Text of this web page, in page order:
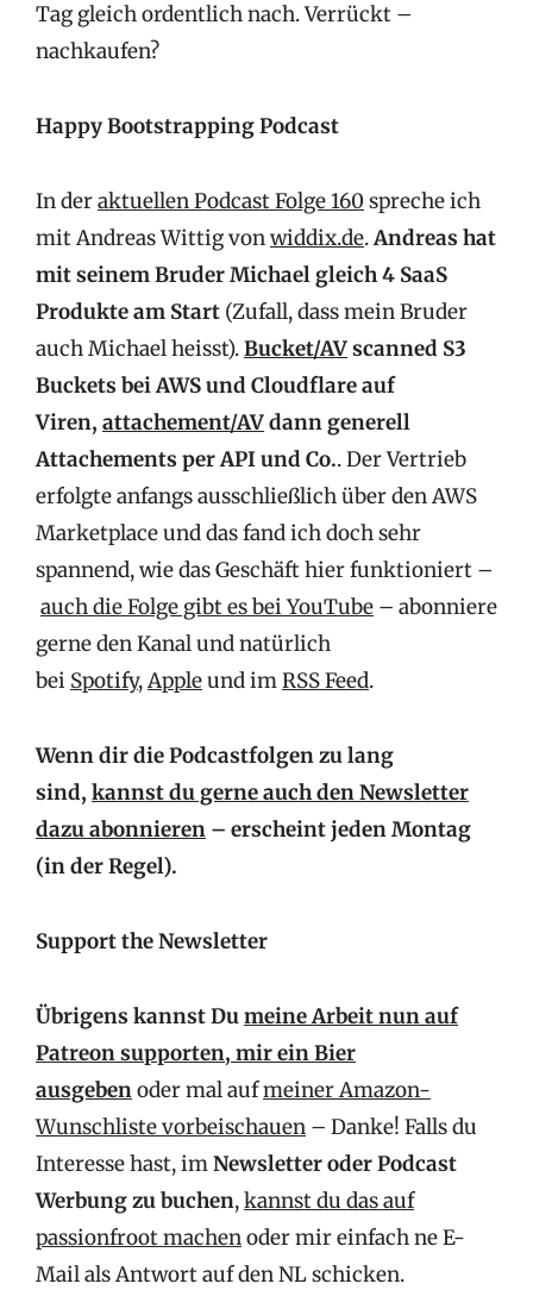
Tag gleich ordentlich nach. Verrückt –
nachkaufen?
Happy Bootstrapping Podcast
In deraktuellen Podcast Folge 160 spreche ich
mit Andreas Wittig vonwiddix.de.Andreas hat
mit seinem Bruder Michael gleich 4 SaaS
Produkte am Start (Zufall, dass mein Bruder
auch Michael heisst).Bucket/AVscanned S3
Buckets bei AWS und Cloudflare auf
Viren, attachement/AVdann generell
Attachements per API und Co.. Der Vertrieb
erfolgte anfangs ausschließlich über den AWS
Marketplace und das fand ich doch sehr
spannend, wie das Geschäft hier funktioniert –
auch die Folge gibt es bei YouTube – abonniere
gerne den Kanal und natürlich
bei Spotify,Appleund imRSS Feed.
Wenn dir die Podcastfolgen zu lang
sind, kannst du gerne auch den Newsletter
dazu abonnieren – erscheint jeden Montag
(in der Regel).
Support the Newsletter
Übrigens kannst Dumeine Arbeit nun auf
Patreon supporten, mir ein Bier
ausgebenoder mal aufmeiner Amazon-
Wunschliste vorbeischauen – Danke! Falls du
Interesse hast, imNewsletter oder Podcast
Werbung zu buchen,kannst du das auf
passionfroot machenoder mir einfach ne E-
Mail als Antwort auf den NL schicken.